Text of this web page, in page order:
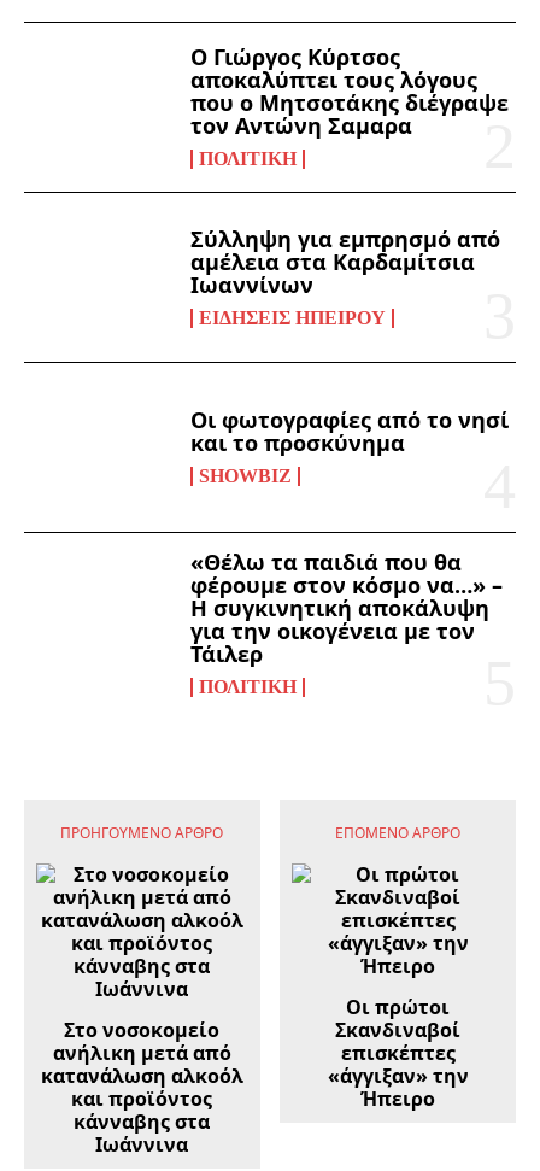
Ο Γιώργος Κύρτσος
αποκαλύπτει τους λόγους
που ο Μητσοτάκης διέγραψε
τον Αντώνη Σαμαρα
ΠΟΛΙΤΙΚΉ
Σύλληψη για εμπρησμό από
αμέλεια στα Καρδαμίτσια
Ιωαννίνων
ΕΙΔΉΣΕΙΣ ΗΠΕΊΡΟΥ
Οι φωτογραφίες από το νησί
και το προσκύνημα
SHOWBIZ
«Θέλω τα παιδιά που θα
φέρουμε στον κόσμο να…» –
Η συγκινητική αποκάλυψη
για την οικογένεια με τον
Τάιλερ
ΠΟΛΙΤΙΚΉ
ΠΡΟΗΓΟΎΜΕΝΟ ΆΡΘΡΟ
Στο νοσοκομείο
ανήλικη μετά από
κατανάλωση αλκοόλ
και προϊόντος
κάνναβης στα
Ιωάννινα
ΕΠΌΜΕΝΟ ΆΡΘΡΟ
Οι πρώτοι
Σκανδιναβοί
επισκέπτες
«άγγιξαν» την
Ήπειρο